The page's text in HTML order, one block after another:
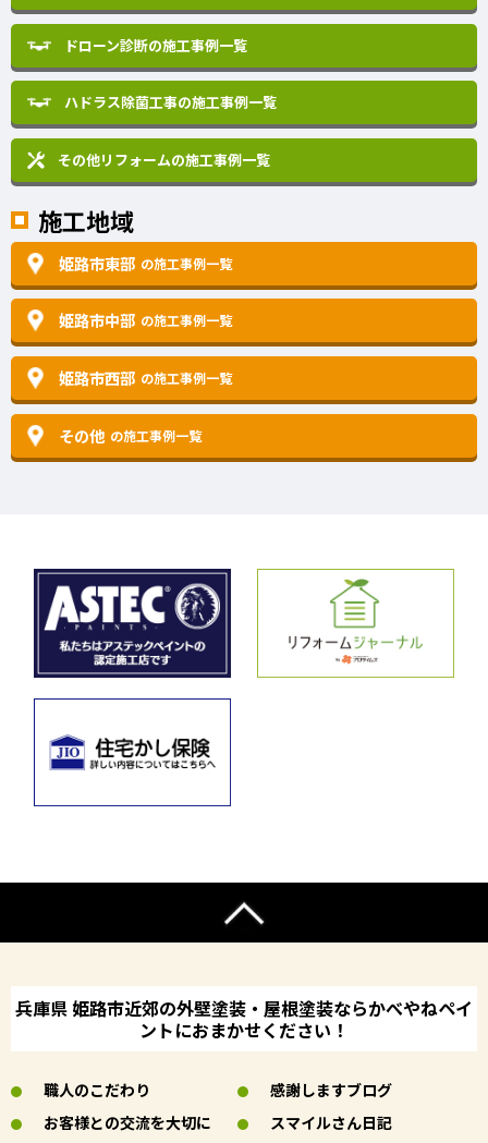
ドローン診断の施工事例一覧
ハドラス除菌工事の施工事例一覧
その他リフォームの施工事例一覧
施工地域
姫路市東部 の施工事例一覧
姫路市中部 の施工事例一覧
姫路市西部 の施工事例一覧
その他 の施工事例一覧
兵庫県 姫路市近郊の外壁塗装・屋根塗装ならかべやねペイ
ントにおまかせください！
職人のこだわり
お客様との交流を大切に
感謝しますブログ
スマイルさん日記